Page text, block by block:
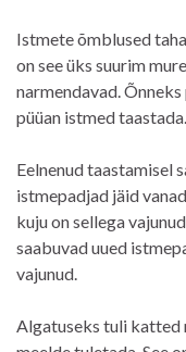
Istmete õmblused
on see üks suurim
narmendavad.
püüan istmed taastada.
Eelnenud taastamisel
istmepadjad jäid
kuju on sellega
saabuvad uued
vajunud.
Algatuseks tuli katted